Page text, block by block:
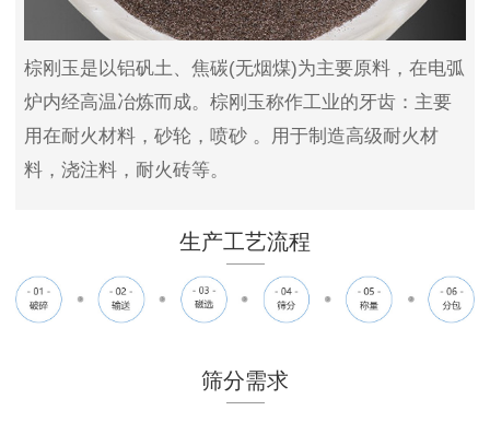
棕刚玉是以铝矾土、焦碳(无烟煤)为主要原料，在电弧
炉内经高温冶炼而成。棕刚玉称作工业的牙齿：主要
用在耐火材料，砂轮，喷砂 。用于制造高级耐火材
料，浇注料，耐火砖等。
生产工艺流程
筛分需求